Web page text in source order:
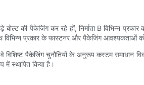
की पैकेजिंग कर रहे हों, निर्माता B विभिन्न प्रकार
विभिन्न प्रकार के फास्टनर और पैकेजिंग आवश्यकताओं
विशिष्ट पैकेजिंग चुनौतियों के अनुरूप कस्टम समाधान
में स्थापित किया है।